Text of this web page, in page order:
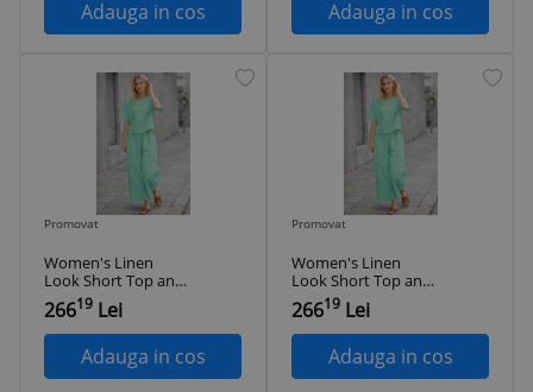
Adauga in cos Adauga in cos
Promovat
Women's Linen
Look Short Top and
Pants Water Green
Set
26619 Lei
Adauga in cos
Promovat
Women's Linen
Look Short Top and
Pants Water Green
Set
26619 Lei
Adauga in cos